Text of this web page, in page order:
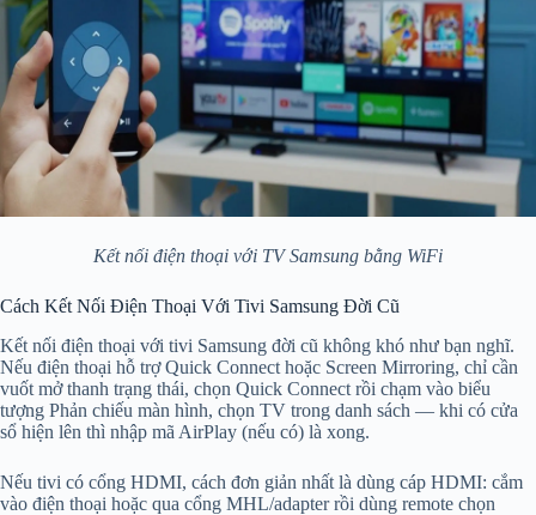
Kết nối điện thoại với TV Samsung bằng WiFi
Cách Kết Nối Điện Thoại Với Tivi Samsung Đời Cũ
Kết nối điện thoại với tivi Samsung đời cũ không khó như bạn nghĩ.
Nếu điện thoại hỗ trợ Quick Connect hoặc Screen Mirroring, chỉ cần
vuốt mở thanh trạng thái, chọn Quick Connect rồi chạm vào biểu
tượng Phản chiếu màn hình, chọn TV trong danh sách — khi có cửa
sổ hiện lên thì nhập mã AirPlay (nếu có) là xong.
Nếu tivi có cổng HDMI, cách đơn giản nhất là dùng cáp HDMI: cắm
vào điện thoại hoặc qua cổng MHL/adapter rồi dùng remote chọn